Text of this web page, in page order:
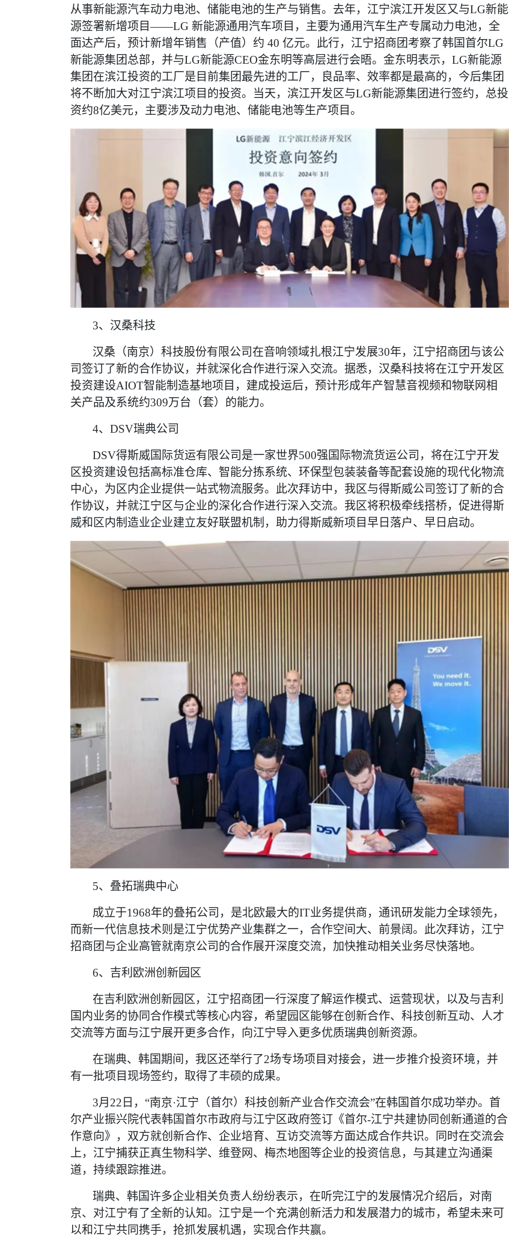
从事新能源汽车动力电池、储能电池的生产与销售。去年，江宁滨江开发区又与LG新能
源签署新增项目——LG 新能源通用汽车项目，主要为通用汽车生产专属动力电池，全
面达产后，预计新增年销售（产值）约 40 亿元。此行，江宁招商团考察了韩国首尔LG
新能源集团总部，并与LG新能源CEO金东明等高层进行会晤。金东明表示，LG新能源
集团在滨江投资的工厂是目前集团最先进的工厂，良品率、效率都是最高的，今后集团
将不断加大对江宁滨江项目的投资。当天，滨江开发区与LG新能源集团进行签约，总投
资约8亿美元，主要涉及动力电池、储能电池等生产项目。
3、汉桑科技
汉桑（南京）科技股份有限公司在音响领域扎根江宁发展30年，江宁招商团与该公
司签订了新的合作协议，并就深化合作进行深入交流。据悉，汉桑科技将在江宁开发区
投资建设AIOT智能制造基地项目，建成投运后，预计形成年产智慧音视频和物联网相
关产品及系统约309万台（套）的能力。
4、DSV瑞典公司
DSV得斯威国际货运有限公司是一家世界500强国际物流货运公司，将在江宁开发
区投资建设包括高标准仓库、智能分拣系统、环保型包装装备等配套设施的现代化物流
中心，为区内企业提供一站式物流服务。此次拜访中，我区与得斯威公司签订了新的合
作协议，并就江宁区与企业的深化合作进行深入交流。我区将积极牵线搭桥，促进得斯
威和区内制造业企业建立友好联盟机制，助力得斯威新项目早日落户、早日启动。
5、叠拓瑞典中心
成立于1968年的叠拓公司，是北欧最大的IT业务提供商，通讯研发能力全球领先，
而新一代信息技术则是江宁优势产业集群之一，合作空间大、前景阔。此次拜访，江宁
招商团与企业高管就南京公司的合作展开深度交流，加快推动相关业务尽快落地。
6、吉利欧洲创新园区
在吉利欧洲创新园区，江宁招商团一行深度了解运作模式、运营现状，以及与吉利
国内业务的协同合作模式等核心内容，希望园区能够在创新合作、科技创新互动、人才
交流等方面与江宁展开更多合作，向江宁导入更多优质瑞典创新资源。
在瑞典、韩国期间，我区还举行了2场专场项目对接会，进一步推介投资环境，并
有一批项目现场签约，取得了丰硕的成果。
3月22日，“南京·江宁（首尔）科技创新产业合作交流会”在韩国首尔成功举办。首
尔产业振兴院代表韩国首尔市政府与江宁区政府签订《首尔-江宁共建协同创新通道的合
作意向》，双方就创新合作、企业培育、互访交流等方面达成合作共识。同时在交流会
上，江宁捕获正真生物科学、维登网、梅杰地图等企业的投资信息，与其建立沟通渠
道，持续跟踪推进。
瑞典、韩国许多企业相关负责人纷纷表示，在听完江宁的发展情况介绍后，对南
京、对江宁有了全新的认知。江宁是一个充满创新活力和发展潜力的城市，希望未来可
以和江宁共同携手，抢抓发展机遇，实现合作共赢。